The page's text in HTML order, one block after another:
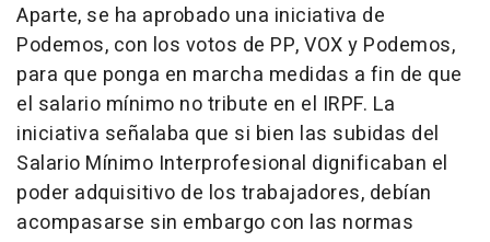
Aparte, se ha aprobado una iniciativa de
Podemos, con los votos de PP, VOX y Podemos,
para que ponga en marcha medidas a fin de que
el salario mínimo no tribute en el IRPF. La
iniciativa señalaba que si bien las subidas del
Salario Mínimo Interprofesional dignificaban el
poder adquisitivo de los trabajadores, debían
acompasarse sin embargo con las normas